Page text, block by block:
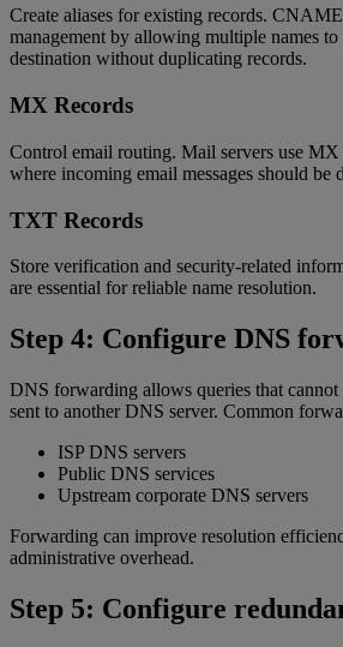
Create aliases for existing records.
management by allowing multiple names to
destination without duplicating records.
MX Records
Control email routing. Mail servers use MX
where incoming email messages should be
TXT Records
Store verification and security-related
are essential for reliable name resolution.
Step 4: Configure DNS
DNS forwarding allows queries that
sent to another DNS server. Common
ISP DNS servers
Public DNS services
Upstream corporate DNS servers
Forwarding can improve resolution
administrative overhead.
Step 5: Configure